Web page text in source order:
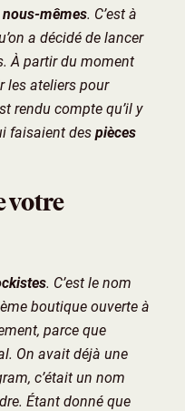
nous-mêmes. C’est à
a décidé de lancer
À partir du moment
les ateliers pour
rendu compte qu’il y
faisaient des pièces
votre
. C’est le nom
boutique ouverte à
parce que
On avait déjà une
c’était un nom
Étant donné que